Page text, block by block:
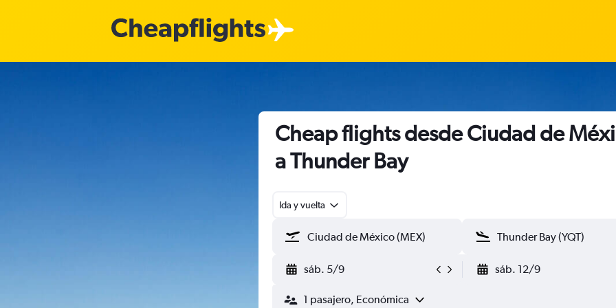
Cheap flights desde Ciudad de
a Thunder Bay
Ida y vuelta
sáb. 5/9 sáb. 12/9
1 pasajero, Económica